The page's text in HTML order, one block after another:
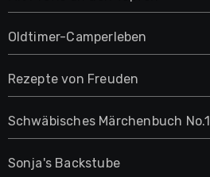
Oldtimer-Camperleben
Rezepte von Freuden
Schwäbisches Märchenbuch No.1
Sonja's Backstube